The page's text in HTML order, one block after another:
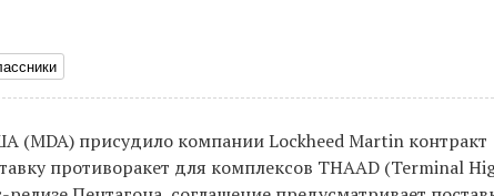
(MDA) присудило компании Lockheed Martin контракт
противоракет для комплексов THAAD (Terminal